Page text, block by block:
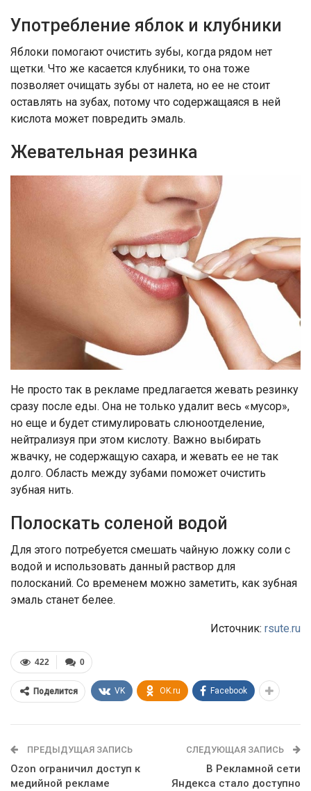
Употребление яблок и клубники
Яблоки помогают очистить зубы, когда рядом нет
щетки. Что же касается клубники, то она тоже
позволяет очищать зубы от налета, но ее не стоит
оставлять на зубах, потому что содержащаяся в ней
кислота может повредить эмаль.
Жевательная резинка
Не просто так в рекламе предлагается жевать резинку
сразу после еды. Она не только удалит весь «мусор»,
но еще и будет стимулировать слюноотделение,
нейтрализуя при этом кислоту. Важно выбирать
жвачку, не содержащую сахара, и жевать ее не так
долго. Область между зубами поможет очистить
зубная нить.
Полоскать соленой водой
Для этого потребуется смешать чайную ложку соли с
водой и использовать данный раствор для
полосканий. Со временем можно заметить, как зубная
эмаль станет белее.
Источник: rsute.ru
0
422
Поделится VK OK.ru Facebook
ПРЕДЫДУЩАЯ ЗАПИСЬ
Ozon ограничил доступ к
медийной рекламе
СЛЕДУЮЩАЯ ЗАПИСЬ
В Рекламной сети
Яндекса стало доступно